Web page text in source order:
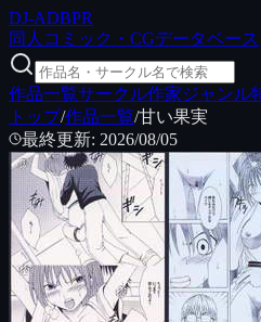
DJ-ADBPR
同人コミック・CGデータベース
作品一覧サークル作家ジャンル
トップ/作品一覧/甘い果実
最終更新: 2026/08/05